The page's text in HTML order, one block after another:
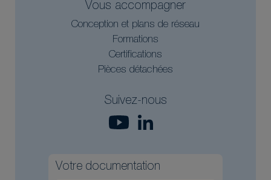
Vous accompagner
Conception et plans de réseau
Formations
Certifications
Pièces détachées
Suivez-nous
Votre documentation